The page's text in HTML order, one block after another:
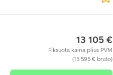
13 105 €
Fiksuota kaina plius PVM
(15 595 € bruto)